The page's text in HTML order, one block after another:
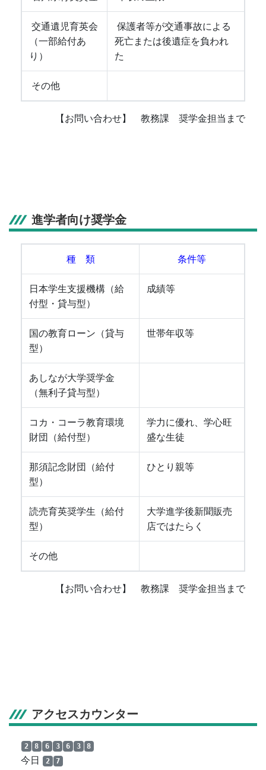
アクセスカウンター
2 8 6 3 6 3 8
今日 2 7
交通遺児育英会
（一部給付あ
り）
保護者等が交通事故による
死亡または後遺症を負われ
た
その他
【お問い合わせ】 教務課 奨学金担当まで
進学者向け奨学金
種 類 条件等
日本学生支援機構（給
付型・貸与型）
成績等
国の教育ローン（貸与
型）
世帯年収等
あしなが大学奨学金
（無利子貸与型）
コカ・コーラ教育環境
財団（給付型）
学力に優れ、学心旺
盛な生徒
那須記念財団（給付
型）
ひとり親等
読売育英奨学生（給付
型）
大学進学後新聞販売
店ではたらく
その他
【お問い合わせ】 教務課 奨学金担当まで